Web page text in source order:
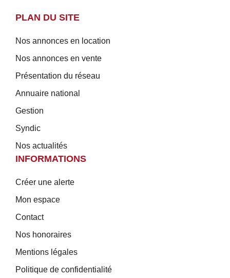
PLAN DU SITE
Nos annonces en location
Nos annonces en vente
Présentation du réseau
Annuaire national
Gestion
Syndic
Nos actualités
INFORMATIONS
Créer une alerte
Mon espace
Contact
Nos honoraires
Mentions légales
Politique de confidentialité